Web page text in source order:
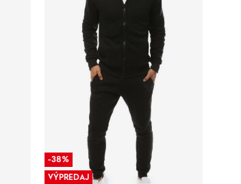
-38%
VÝPREDAJ